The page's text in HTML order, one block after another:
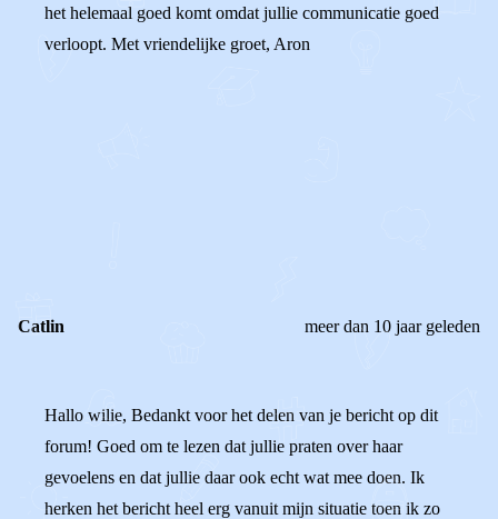
het helemaal goed komt omdat jullie communicatie goed
verloopt. Met vriendelijke groet, Aron
Catlin meer dan 10 jaar geleden
Hallo wilie, Bedankt voor het delen van je bericht op dit
forum! Goed om te lezen dat jullie praten over haar
gevoelens en dat jullie daar ook echt wat mee doen. Ik
herken het bericht heel erg vanuit mijn situatie toen ik zo